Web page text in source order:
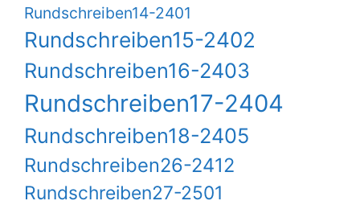
Rundschreiben14-2401
Rundschreiben15-2402
Rundschreiben16-2403
Rundschreiben17-2404
Rundschreiben18-2405
Rundschreiben26-2412
Rundschreiben27-2501